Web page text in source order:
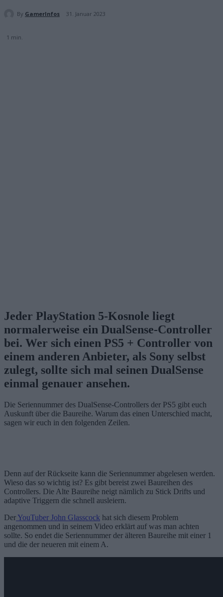
By GamerInfos 31. Januar 2023
1 min.
Jeder PlayStation 5-Kosnole liegt
normalerweise ein DualSense-Controller
bei. Wer sich einen PS5 + Controller von
einem anderen Anbieter, als Sony selbst
zulegt, sollte sich mal seinen DualSense
einmal genauer ansehen.
Die Seriennummer des DualSense-Controllers der PS5 gibt euch
Auskunft über die Baureihe. Warum das einen Unterschied macht,
sagen wir euch in den folgenden Zeilen.
Denn auf der Rückseite kann die Seriennummer abgelesen werden.
Wieso das so wichtig ist? Es gibt bereist zwei Baureihen des
Controllers. Die Alte Baureihe neigt nämlich zu Stick Drifts und
adaptive Triggern die schnell ausleiern.
DerYouTuber John Glasscock hat sich diesem Problem
angenommen und in seinem Video erklärt auf was man achten
sollte. So endet die Seriennummer der älteren Baureihe mit einer 1
und die der neueren mit einem A.